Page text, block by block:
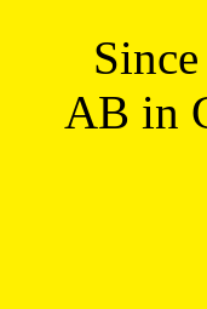
AB in